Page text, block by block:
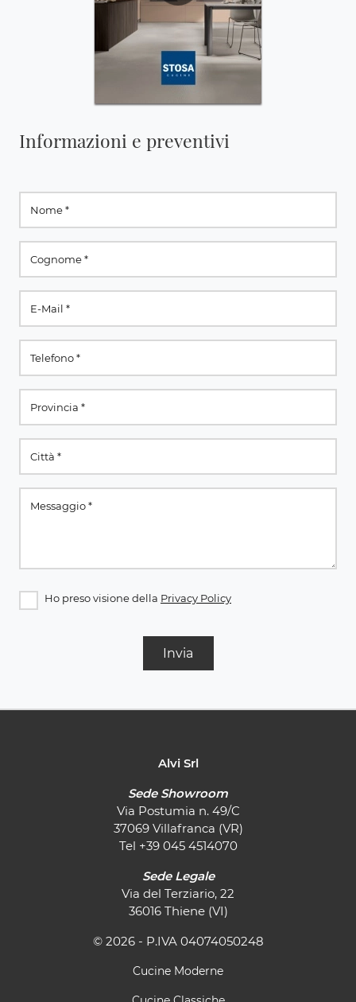
Informazioni e preventivi
Ho preso visione della Privacy Policy
Invia
Alvi Srl
Sede Showroom
Via Postumia n. 49/C
37069 Villafranca (VR)
Tel +39 045 4514070
Sede Legale
Via del Terziario, 22
36016 Thiene (VI)
© 2026 - P.IVA 04074050248
Cucine Moderne